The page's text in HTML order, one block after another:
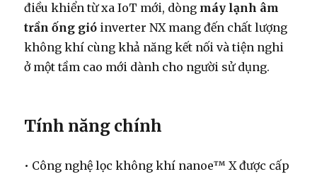
điều khiển từ xa IoT mới, dòng máy lạnh âm
trần ống gió inverter NX mang đến chất lượng
không khí cùng khả năng kết nối và tiện nghi
ở một tầm cao mới dành cho người sử dụng.
Tính năng chính
• Công nghệ lọc không khí nanoe™ X được cấp